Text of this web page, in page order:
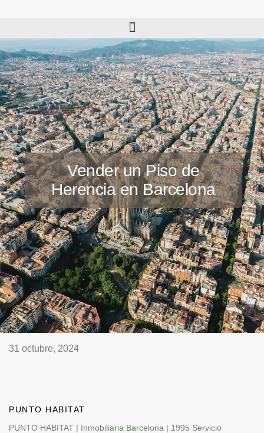
Vender un Piso de
Herencia en Barcelona
31 octubre, 2024
PUNTO HABITAT
PUNTO HABITAT | Inmobiliaria Barcelona | 1995 Servicio